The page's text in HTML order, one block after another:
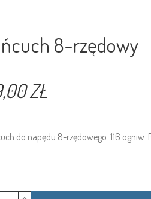
8-rzędowy
ZŁ
do napędu 8-rzędowego. 116 ogniw.